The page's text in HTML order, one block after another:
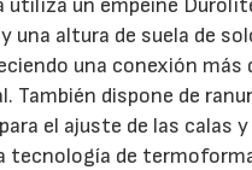
una altura de suela de
una conexión más
También dispone de
el ajuste de las calas y
tecnología de